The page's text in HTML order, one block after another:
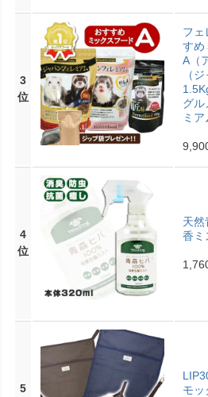
3
位
フェ
すめ
A（
（
グル
ミア
4
位
天
香ミ
5
モッ